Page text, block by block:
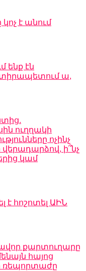
է անում
ենք էն
տիրապետում ա,
ուղղակի
ոչինչ
ի՞նչ
կամ
է հոշոտել ԱԻՆ
քարտուղարը
հայոց
ռեպորտաժը